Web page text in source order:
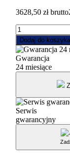
3628,50 zł brutto
ilość
WVD570-
2
Odkurzacz
do
pracy
Numatic
Dodaj do koszyka
Gwarancja
24 miesiące
Serwis
gwarancyjny